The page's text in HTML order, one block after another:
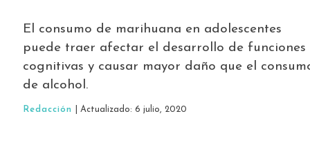
El consumo de marihuana en adolescentes
puede traer afectar el desarrollo de funciones
cognitivas y causar mayor daño que el
de alcohol.
Redacción | Actualizado: 6 julio, 2020